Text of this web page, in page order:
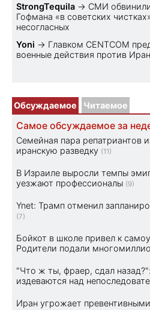
StrongTequila → СМИ
Гофмана «в советских
несогласных
Yoni → Главком CENTCOM
военные действия против
Обсуждаемое Читаемое
Самое обсуждаемое за
Семейная пара репатриантов
иранскую разведку (11)
В Израиле выросли темпы
уезжают профессионалы (9)
Ynet: Трамп отменил
(7)
Бойкот в школе привел к
Родители подали
"Что ж ты, фраер, сдал
издеваются над
Иран угрожает